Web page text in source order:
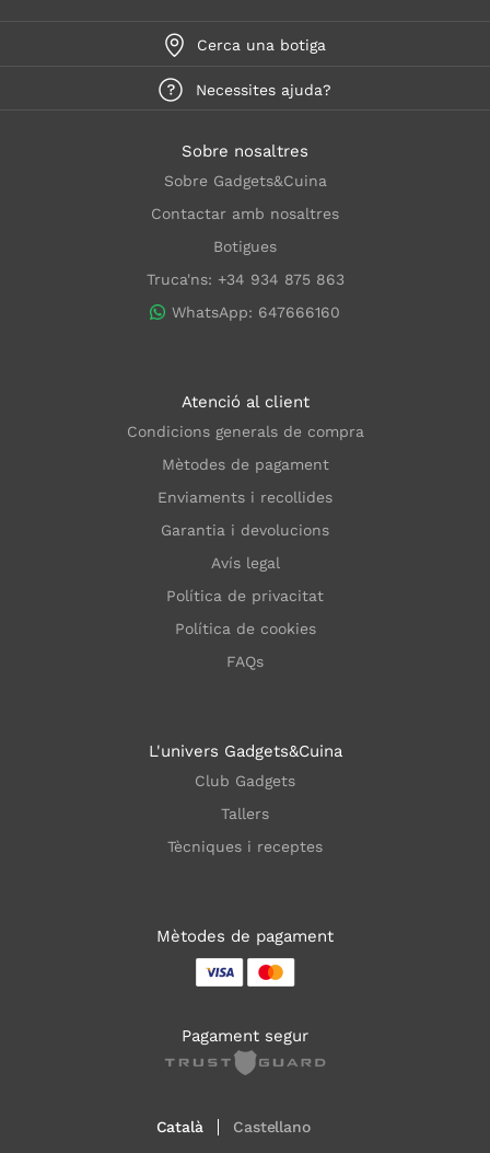
Cerca una botiga
Necessites ajuda?
Sobre nosaltres
Sobre Gadgets&Cuina
Contactar amb nosaltres
Botigues
Truca'ns: +34 934 875 863
WhatsApp: 647666160
Atenció al client
Condicions generals de compra
Mètodes de pagament
Enviaments i recollides
Garantia i devolucions
Avís legal
Política de privacitat
Política de cookies
FAQs
L'univers Gadgets&Cuina
Club Gadgets
Tallers
Tècniques i receptes
Mètodes de pagament
Pagament segur
Català Castellano